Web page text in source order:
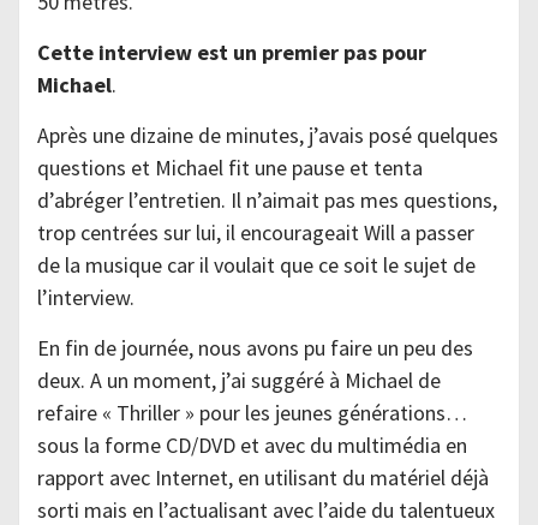
Cette interview est un premier pas pour
Michael.
Après une dizaine de minutes, j’avais posé quelques
questions et Michael fit une pause et tenta
d’abréger l’entretien. Il n’aimait pas mes questions,
trop centrées sur lui, il encourageait Will a passer
de la musique car il voulait que ce soit le sujet de
l’interview.
En fin de journée, nous avons pu faire un peu des
deux. A un moment, j’ai suggéré à Michael de
refaire « Thriller » pour les jeunes générations…
sous la forme CD/DVD et avec du multimédia en
rapport avec Internet, en utilisant du matériel déjà
sorti mais en l’actualisant avec l’aide du talentueux